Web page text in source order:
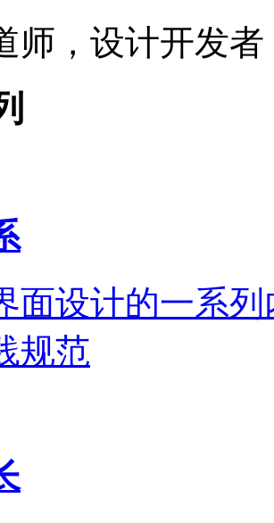
师，设计开发
面设计的一系
规范